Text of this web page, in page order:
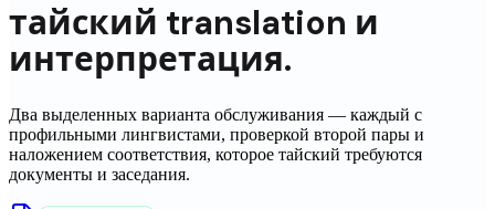
тайский translation и
интерпретация.
Два выделенных варианта обслуживания — каждый с
профильными лингвистами, проверкой второй пары и
наложением соответствия, которое тайский требуются
документы и заседания.